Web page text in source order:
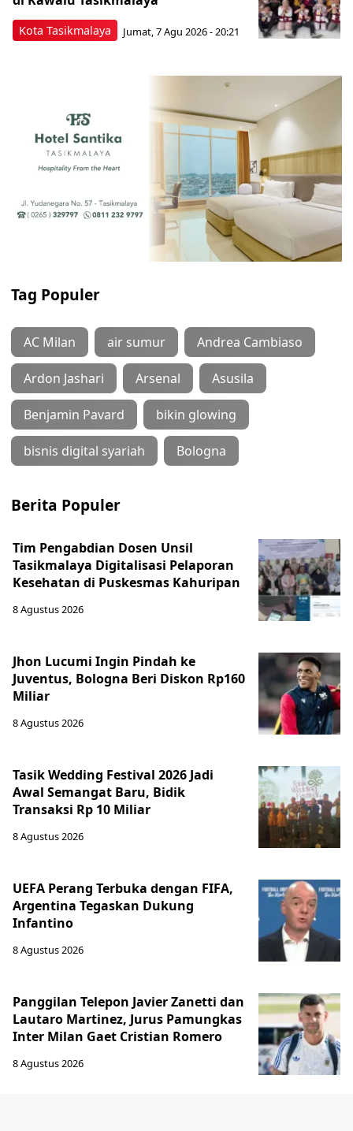
Kota Tasikmalaya Jumat, 7 Agu 2026 - 20:21
Tag Populer
AC Milan air sumur Andrea Cambiaso
Ardon Jashari Arsenal Asusila
Benjamin Pavard bikin glowing
bisnis digital syariah Bologna
Berita Populer
Tim Pengabdian Dosen Unsil
Tasikmalaya Digitalisasi Pelaporan
Kesehatan di Puskesmas Kahuripan
8 Agustus 2026
Jhon Lucumi Ingin Pindah ke
Juventus, Bologna Beri Diskon Rp160
Miliar
8 Agustus 2026
Tasik Wedding Festival 2026 Jadi
Awal Semangat Baru, Bidik
Transaksi Rp 10 Miliar
8 Agustus 2026
UEFA Perang Terbuka dengan FIFA,
Argentina Tegaskan Dukung
Infantino
8 Agustus 2026
Panggilan Telepon Javier Zanetti dan
Lautaro Martinez, Jurus Pamungkas
Inter Milan Gaet Cristian Romero
8 Agustus 2026